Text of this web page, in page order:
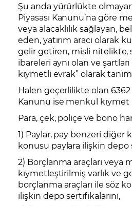
Şu anda yürürlükte
Piyasası Kanunu’na göre
veya alacaklılık sağlayan,
eden, yatırım aracı olarak
gelir getiren, misli nitelikte,
ibareleri aynı olan ve
kıymetli evrak” olarak
Halen geçerlilikte olan 6362
Kanunu ise menkul kıymet
Para, çek, poliçe ve bono
1) Paylar, pay benzeri diğer
konusu paylara ilişkin depo
2) Borçlanma araçları veya
kıymetleştirilmiş varlık ve
borçlanma araçları ile söz
ilişkin depo sertifikalarını,